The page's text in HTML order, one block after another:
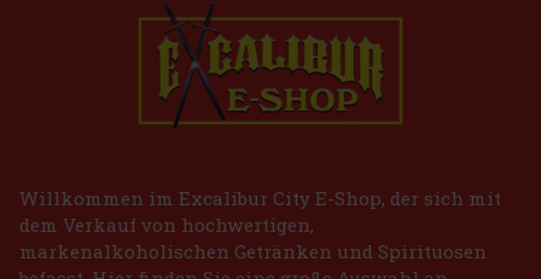
Willkommen im Excalibur City E-Shop, der sich mit
dem Verkauf von hochwertigen,
markenalkoholischen Getränken und Spirituosen